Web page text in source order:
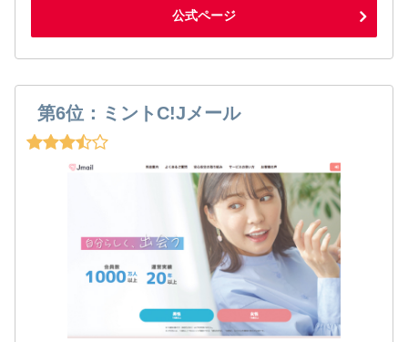
公式ページ
第6位：ミントC!Jメール